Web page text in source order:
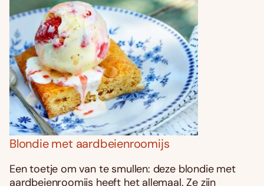
Blondie met aardbeienroomijs
Een toetje om van te smullen: deze blondie met
aardbeienroomijs heeft het allemaal. Ze zijn